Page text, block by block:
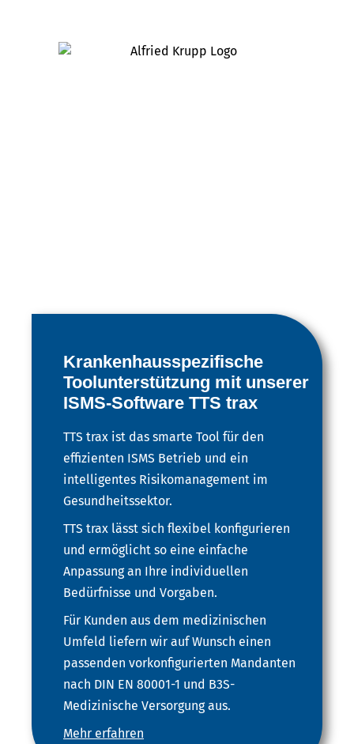
Krankenhausspezifische
Toolunterstützung mit unserer
ISMS-Software TTS trax
TTS trax ist das smarte Tool für den
effizienten ISMS Betrieb und ein
intelligentes Risikomanagement im
Gesundheitssektor.
TTS trax lässt sich flexibel konfigurieren
und ermöglicht so eine einfache
Anpassung an Ihre individuellen
Bedürfnisse und Vorgaben.
Für Kunden aus dem medizinischen
Umfeld liefern wir auf Wunsch einen
passenden vorkonfigurierten Mandanten
nach DIN EN 80001-1 und B3S-
Medizinische Versorgung aus.
Mehr erfahren